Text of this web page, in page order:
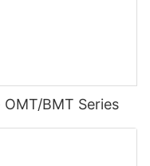
BMT Series